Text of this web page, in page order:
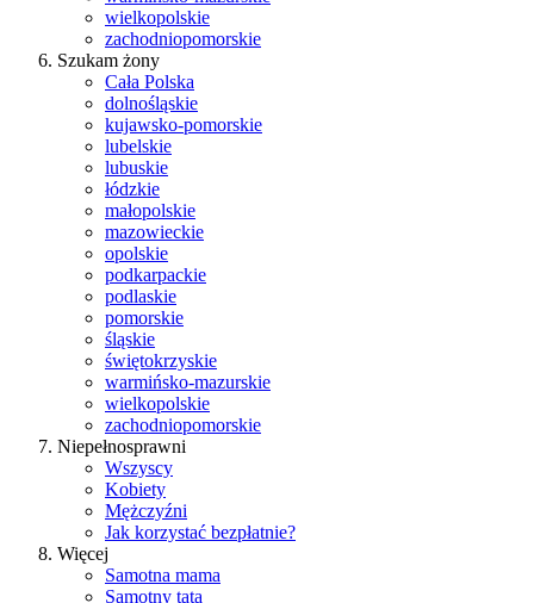
wielkopolskie
zachodniopomorskie
Szukam żony
Cała Polska
dolnośląskie
kujawsko-pomorskie
lubelskie
lubuskie
łódzkie
małopolskie
mazowieckie
opolskie
podkarpackie
podlaskie
pomorskie
śląskie
świętokrzyskie
warmińsko-mazurskie
wielkopolskie
zachodniopomorskie
Niepełnosprawni
Wszyscy
Kobiety
Mężczyźni
Jak korzystać bezpłatnie?
Więcej
Samotna mama
Samotny tata